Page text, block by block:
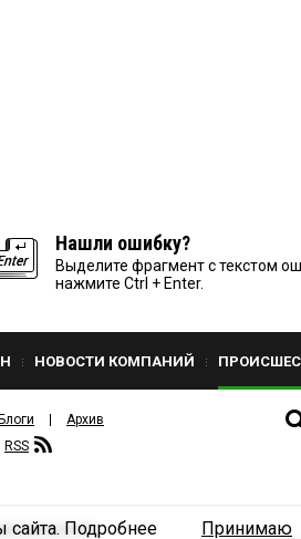
Нашли ошибку?
Выделите фрагмент с текстом
нажмите Ctrl + Enter.
НОВОСТИ КОМПАНИЙ
Блоги
Архив
RSS
Подробнее Принимаю